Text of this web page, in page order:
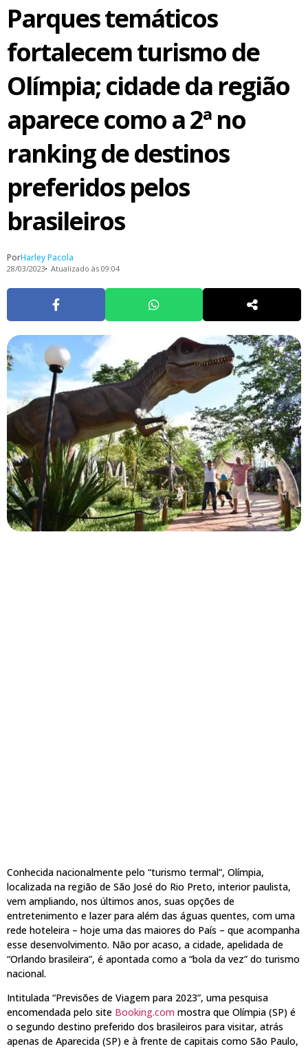
Parques temáticos
fortalecem turismo de
Olímpia; cidade da região
aparece como a 2ª no
ranking de destinos
preferidos pelos
brasileiros
PorHarley Pacola
28/03/2023 Atualizado às 09:04
Conhecida nacionalmente pelo “turismo termal”, Olímpia,
localizada na região de São José do Rio Preto, interior paulista,
vem ampliando, nos últimos anos, suas opções de
entretenimento e lazer para além das águas quentes, com uma
rede hoteleira – hoje uma das maiores do País – que acompanha
esse desenvolvimento. Não por acaso, a cidade, apelidada de
“Orlando brasileira”, é apontada como a “bola da vez” do turismo
nacional.
Intitulada “Previsões de Viagem para 2023”, uma pesquisa
encomendada pelo site Booking.com mostra que Olímpia (SP) é
o segundo destino preferido dos brasileiros para visitar, atrás
apenas de Aparecida (SP) e à frente de capitais como São Paulo,